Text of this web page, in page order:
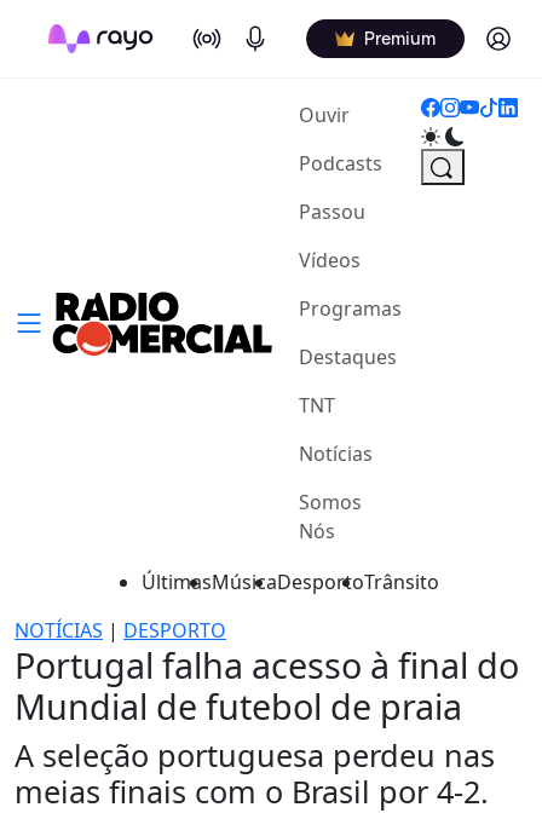
On Air Podcasts Premium Log in
Ouvir(current)
Podcasts
Passou
Vídeos
Programas
Destaques
TNT
Notícias
Somos
Nós
ÚltimasMúsicaDesportoTrânsito
NOTÍCIAS | DESPORTO
Portugal falha acesso à final do
Mundial de futebol de praia
A seleção portuguesa perdeu nas
meias finais com o Brasil por 4-2.